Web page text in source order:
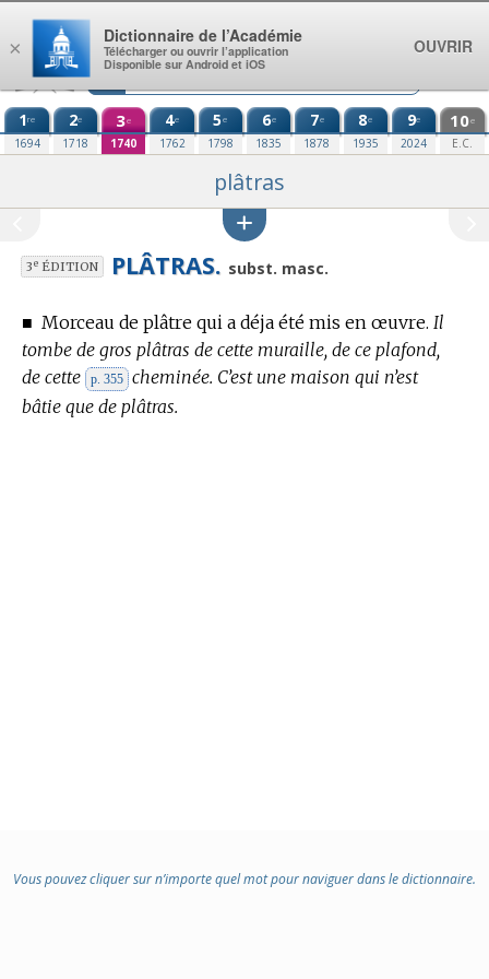
Aller au contenu
1re
1694
2e
1718
3e
1740
4e
1762
5e
1798
6e
1835
7e
1878
8e
1935
9e
2024
10e
E.C.
plâtras
3eÉDITION PLÂTRAS. subst. masc.
■ Morceau de plâtre qui a déja été mis en œuvre. Il
tombe de gros plâtras de cette muraille, de ce plafond,
de cette
p. 355 cheminée. C’est une maison qui n’est
bâtie que de plâtras.
Vous pouvez cliquer sur n’importe quel mot pour naviguer dans le dictionnaire.
×
Dictionnaire de l’Académie
Télécharger ou ouvrir l’application
Disponible sur Android et iOS
OUVRIR